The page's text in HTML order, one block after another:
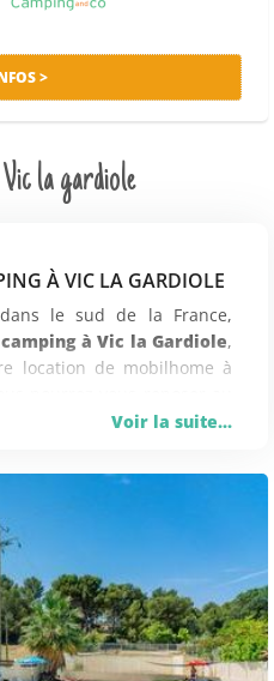
>
la gardiole
À VIC LA GARDIOLE
le sud de la France,
à Vic la Gardiole,
location de mobilhome à
au bord de l’étang, et à
des paysages variés,
des espaces boisés, des
où ont élu domicile des
la Gardiole
ou une sortie en plein
avec une visite du village
Voir la suite...